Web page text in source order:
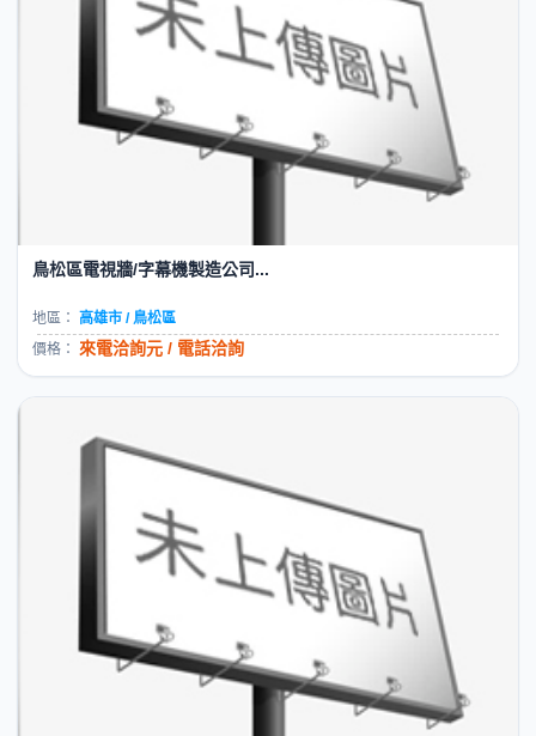
鳥松區電視牆/字幕機製造公司...
地區：
高雄市 / 鳥松區
價格： 來電洽詢元 / 電話洽詢